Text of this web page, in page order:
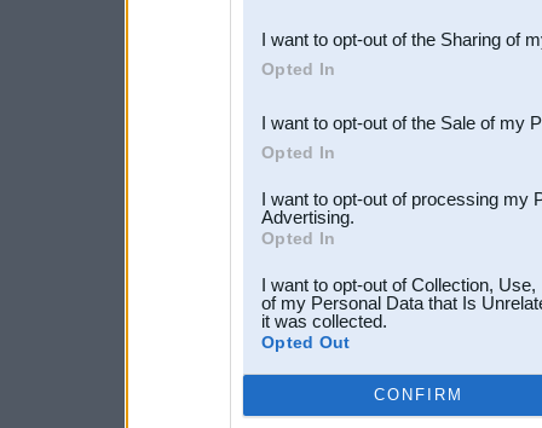
Downstream Participants
third parties.
I want to opt-out of the Sharing of
Opted In
I want to opt-out of the Sale of my
Opted In
I want to opt-out of processing my
Advertising.
Opted In
I want to opt-out of Collection,
of my Personal Data that Is
it was collected.
Opted Out
CONFIRM